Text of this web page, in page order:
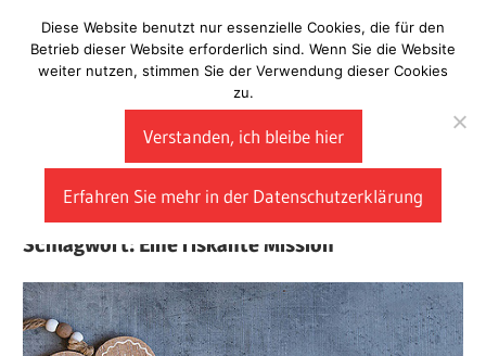
Inhalt
springen
Laberladen
Schlagwort: Eine riskante Mission
Diese Website benutzt nur essenzielle Cookies, die für den
Betrieb dieser Website erforderlich sind. Wenn Sie die Website
weiter nutzen, stimmen Sie der Verwendung dieser Cookies
zu.
Verstanden, ich bleibe hier
Erfahren Sie mehr in der Datenschutzerklärung